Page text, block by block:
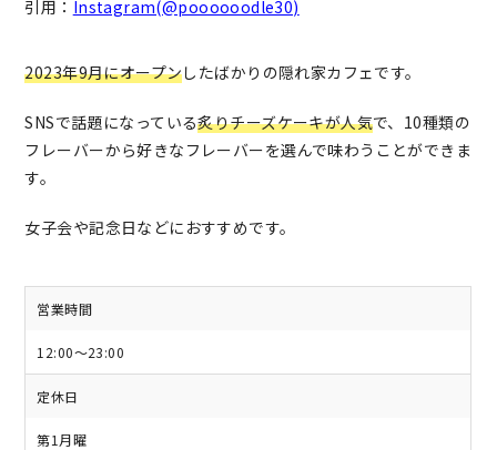
引用： Instagram(@poooooodle30)
2023年9月にオープンしたばかりの隠れ家カフェです。
SNSで話題になっている炙りチーズケーキが人気で、10種類の
フレーバーから好きなフレーバーを選んで味わうことができま
す。
女子会や記念日などにおすすめです。
営業時間
12:00〜23:00
定休日
第1月曜